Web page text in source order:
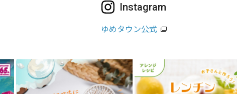
Instagram
ゆめタウン公式